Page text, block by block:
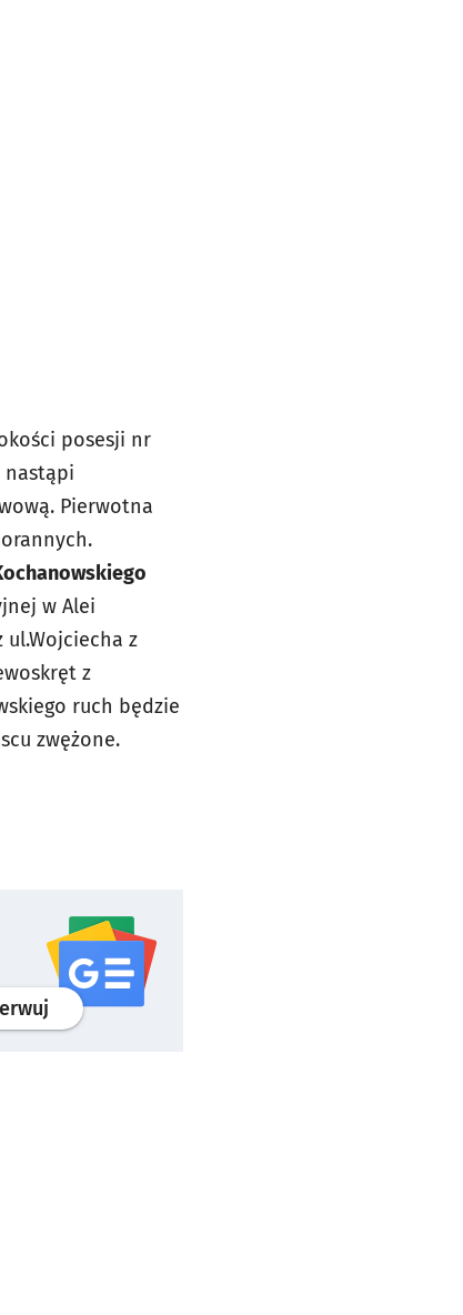
posesji nr
nastąpi
Pierwotna
w Alei
z
z
ruch będzie
zwężone.
profilgoogle news